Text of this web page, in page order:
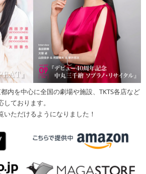
内を中心に全国の劇場や施設、TKTS各店など
ております。
ただけるようになりました！